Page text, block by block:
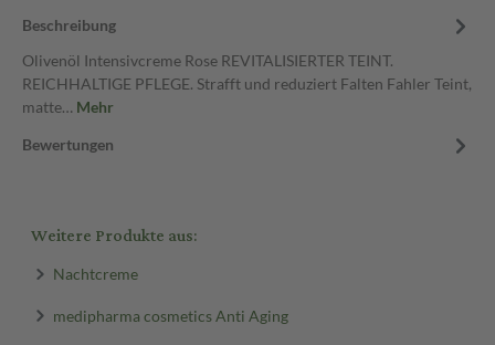
Beschreibung
Olivenöl Intensivcreme Rose REVITALISIERTER TEINT.
REICHHALTIGE PFLEGE. Strafft und reduziert Falten Fahler Teint,
matte… Mehr
Bewertungen
Weitere Produkte aus:
Nachtcreme
medipharma cosmetics Anti Aging